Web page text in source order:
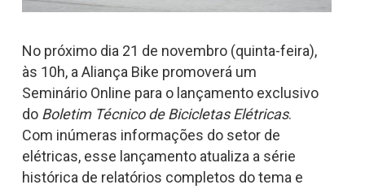
No próximo dia 21 de novembro (quinta-feira),
às 10h, a Aliança Bike promoverá um
Seminário Online para o lançamento exclusivo
do Boletim Técnico de Bicicletas Elétricas.
Com inúmeras informações do setor de
elétricas, esse lançamento atualiza a série
histórica de relatórios completos do tema e